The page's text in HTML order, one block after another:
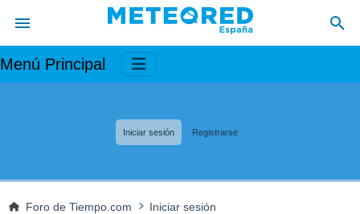
Menú Principal
Iniciar sesión Registrarse
Foro de Tiempo.com Iniciar sesión